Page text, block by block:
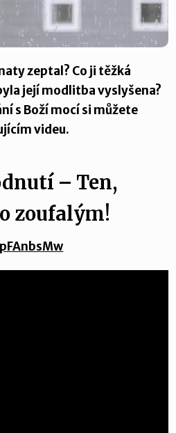
zeptal? Co ji těžká
její modlitba vyslyšena?
s Boží mocí si můžete
videu.
– Ten,
zoufalým!